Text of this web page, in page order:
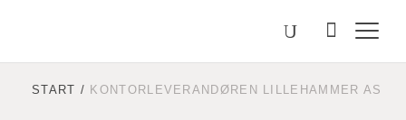
Søk
etter
Malmstolen.no
Välj
START / KONTORLEVERANDØREN LILLEHAMMER AS